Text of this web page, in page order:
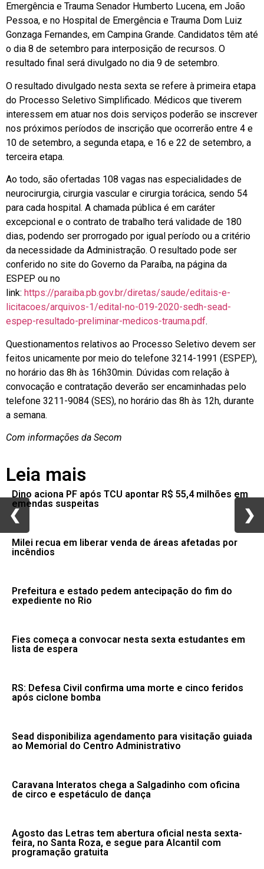
Emergência e Trauma Senador Humberto Lucena, em João
Pessoa, e no Hospital de Emergência e Trauma Dom Luiz
Gonzaga Fernandes, em Campina Grande. Candidatos têm até
o dia 8 de setembro para interposição de recursos. O
resultado final será divulgado no dia 9 de setembro.
O resultado divulgado nesta sexta se refere à primeira etapa
do Processo Seletivo Simplificado. Médicos que tiverem
interessem em atuar nos dois serviços poderão se inscrever
nos próximos períodos de inscrição que ocorrerão entre 4 e
10 de setembro, a segunda etapa, e 16 e 22 de setembro, a
terceira etapa.
Ao todo, são ofertadas 108 vagas nas especialidades de
neurocirurgia, cirurgia vascular e cirurgia torácica, sendo 54
para cada hospital. A chamada pública é em caráter
excepcional e o contrato de trabalho terá validade de 180
dias, podendo ser prorrogado por igual período ou a critério
da necessidade da Administração. O resultado pode ser
conferido no site do Governo da Paraíba, na página da
ESPEP ou no
link: https://paraiba.pb.gov.br/diretas/saude/editais-e-
licitacoes/arquivos-1/edital-no-019-2020-sedh-sead-
espep-resultado-preliminar-medicos-trauma.pdf.
Questionamentos relativos ao Processo Seletivo devem ser
feitos unicamente por meio do telefone 3214-1991 (ESPEP),
no horário das 8h às 16h30min. Dúvidas com relação à
convocação e contratação deverão ser encaminhadas pelo
telefone 3211-9084 (SES), no horário das 8h às 12h, durante
a semana.
Com informações da Secom
Leia mais
Dino aciona PF após TCU apontar R$ 55,4 milhões em
emendas suspeitas
Milei recua em liberar venda de áreas afetadas por
incêndios
Prefeitura e estado pedem antecipação do fim do
expediente no Rio
Fies começa a convocar nesta sexta estudantes em
lista de espera
RS: Defesa Civil confirma uma morte e cinco feridos
após ciclone bomba
Sead disponibiliza agendamento para visitação guiada
ao Memorial do Centro Administrativo
Caravana Interatos chega a Salgadinho com oficina
de circo e espetáculo de dança
Agosto das Letras tem abertura oficial nesta sexta-
feira, no Santa Roza, e segue para Alcantil com
programação gratuita
❮ ❯
❮ ❯